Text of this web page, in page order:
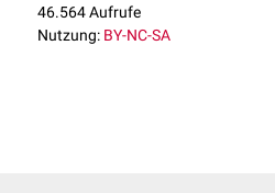
46.564 Aufrufe
Nutzung: BY-NC-SA